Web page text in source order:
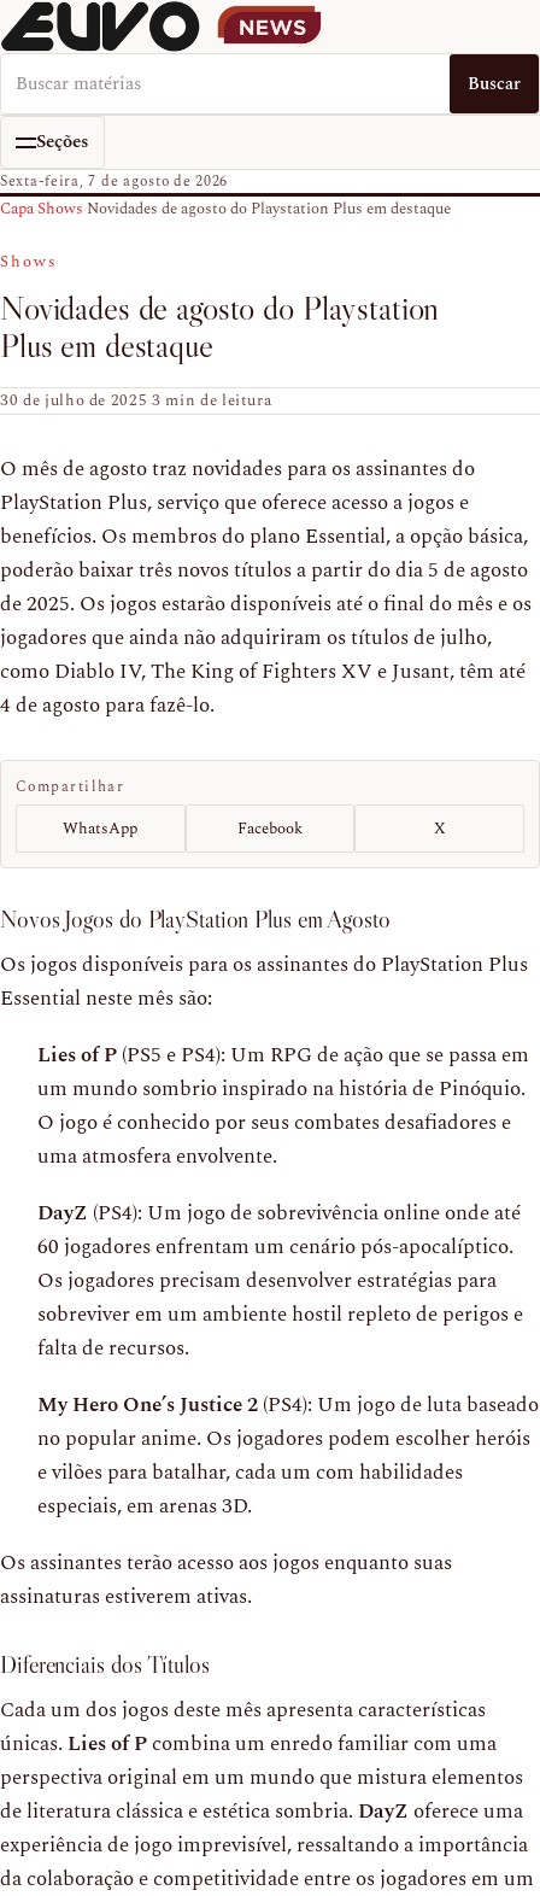
Buscar no EUVO News Buscar
Seções
Sexta-feira, 7 de agosto de 2026
Capa›Shows›Novidades de agosto do Playstation Plus em destaque
Shows
Novidades de agosto do Playstation
Plus em destaque
30 de julho de 2025·3 min de leitura
O mês de agosto traz novidades para os assinantes do
PlayStation Plus, serviço que oferece acesso a jogos e
benefícios. Os membros do plano Essential, a opção básica,
poderão baixar três novos títulos a partir do dia 5 de agosto
de 2025. Os jogos estarão disponíveis até o final do mês e os
jogadores que ainda não adquiriram os títulos de julho,
como Diablo IV, The King of Fighters XV e Jusant, têm até
4 de agosto para fazê-lo.
Compartilhar
WhatsApp Facebook X
Novos Jogos do PlayStation Plus em Agosto
Os jogos disponíveis para os assinantes do PlayStation Plus
Essential neste mês são:
Lies of P(PS5 e PS4): Um RPG de ação que se passa em
um mundo sombrio inspirado na história de Pinóquio.
O jogo é conhecido por seus combates desafiadores e
uma atmosfera envolvente.
DayZ (PS4): Um jogo de sobrevivência online onde até
60 jogadores enfrentam um cenário pós-apocalíptico.
Os jogadores precisam desenvolver estratégias para
sobreviver em um ambiente hostil repleto de perigos e
falta de recursos.
My Hero One’s Justice 2(PS4): Um jogo de luta baseado
no popular anime. Os jogadores podem escolher heróis
e vilões para batalhar, cada um com habilidades
especiais, em arenas 3D.
Os assinantes terão acesso aos jogos enquanto suas
assinaturas estiverem ativas.
Diferenciais dos Títulos
Cada um dos jogos deste mês apresenta características
únicas. Lies of Pcombina um enredo familiar com uma
perspectiva original em um mundo que mistura elementos
de literatura clássica e estética sombria. DayZ oferece uma
experiência de jogo imprevisível, ressaltando a importância
da colaboração e competitividade entre os jogadores em um